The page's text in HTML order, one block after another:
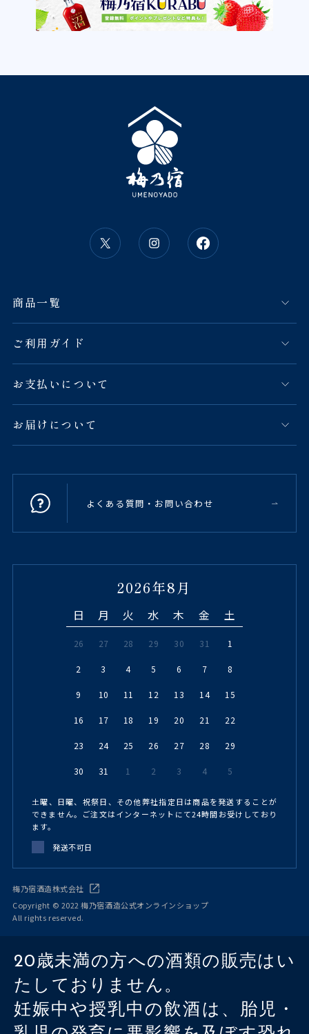
商品一覧
ご利用ガイド
お支払いについて
お届けについて
よくある質問・お問い合わせ
2026年8月
日 月 火 水 木 金 土
26 27 28 29 30 31 1
2 3 4 5 6 7 8
9 10 11 12 13 14 15
16 17 18 19 20 21 22
23 24 25 26 27 28 29
30 31 1 2 3 4 5
土曜、日曜、祝祭日、その他弊社指定日は商品を発送することが
できません。ご注文はインターネットにて24時間お受けしており
ます。
発送不可日
梅乃宿酒造株式会社
Copyright © 2022 梅乃宿酒造公式オンラインショップ
All rights reserved.
20歳未満の方への酒類の販売はい
たしておりません。
妊娠中や授乳中の飲酒は、胎児・